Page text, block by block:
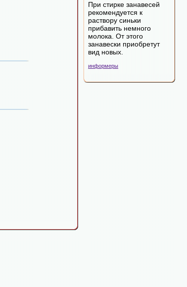
При стирке занавесей
рекомендуется к
раствору синьки
прибавить немного
молока. От этого
занавески приобретут
вид новых.
информеры